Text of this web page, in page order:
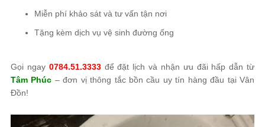
Miễn phí khảo sát và tư vấn tận nơi
Tặng kèm dịch vụ vệ sinh đường ống
Gọi ngay 0784.51.3333để đặt lịch và nhận ưu đãi hấp dẫn từ
Tâm Phúc – đơn vị thông tắc bồn cầu uy tín hàng đầu tại Vân
Đồn!